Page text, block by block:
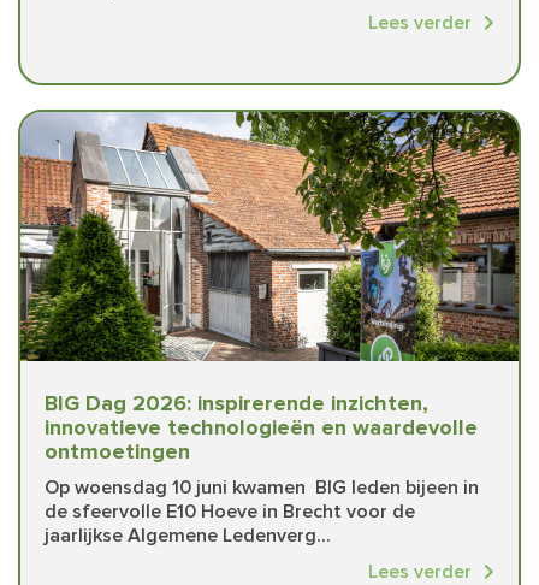
Lees verder
BIG Dag 2026: inspirerende inzichten,
innovatieve technologieën en waardevolle
ontmoetingen
Op woensdag 10 juni kwamen BIG leden bijeen in
de sfeervolle E10 Hoeve in Brecht voor de
jaarlijkse Algemene Ledenverg...
Lees verder